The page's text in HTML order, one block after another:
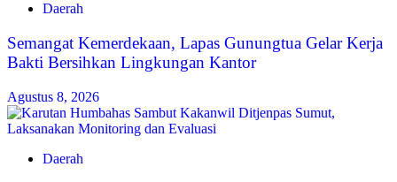
Daerah
Semangat Kemerdekaan, Lapas Gunungtua Gelar Kerja
Bakti Bersihkan Lingkungan Kantor
Agustus 8, 2026
Daerah